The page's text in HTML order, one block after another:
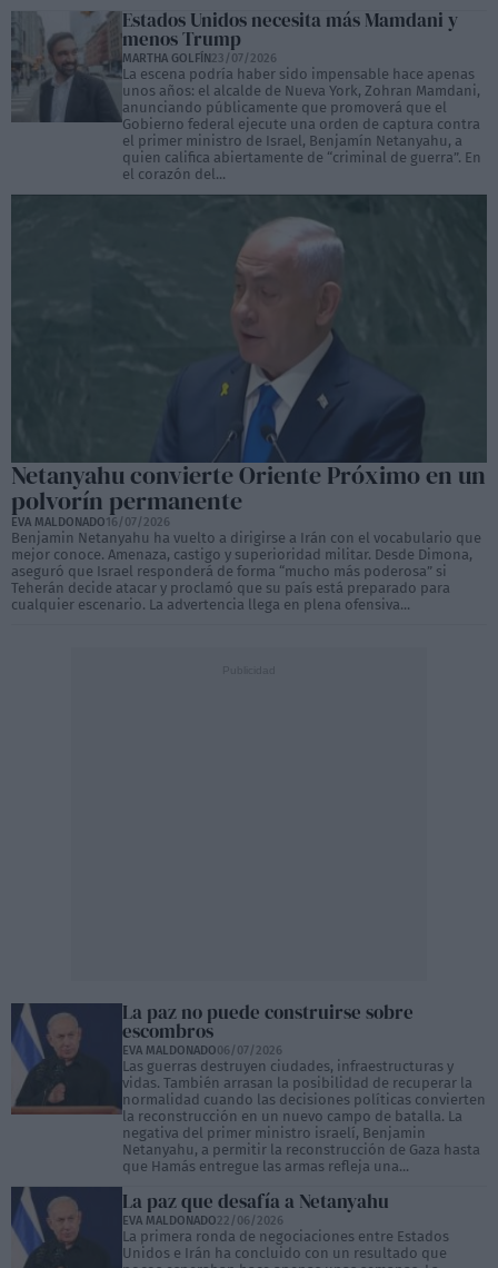
Estados Unidos necesita más Mamdani y
menos Trump
MARTHA GOLFÍN23/07/2026
La escena podría haber sido impensable hace apenas
unos años: el alcalde de Nueva York, Zohran Mamdani,
anunciando públicamente que promoverá que el
Gobierno federal ejecute una orden de captura contra
el primer ministro de Israel, Benjamín Netanyahu, a
quien califica abiertamente de “criminal de guerra”. En
el corazón del...
Netanyahu convierte Oriente Próximo en un
polvorín permanente
EVA MALDONADO16/07/2026
Benjamin Netanyahu ha vuelto a dirigirse a Irán con el vocabulario que
mejor conoce. Amenaza, castigo y superioridad militar. Desde Dimona,
aseguró que Israel responderá de forma “mucho más poderosa” si
Teherán decide atacar y proclamó que su país está preparado para
cualquier escenario. La advertencia llega en plena ofensiva...
La paz no puede construirse sobre
escombros
EVA MALDONADO06/07/2026
Las guerras destruyen ciudades, infraestructuras y
vidas. También arrasan la posibilidad de recuperar la
normalidad cuando las decisiones políticas convierten
la reconstrucción en un nuevo campo de batalla. La
negativa del primer ministro israelí, Benjamin
Netanyahu, a permitir la reconstrucción de Gaza hasta
que Hamás entregue las armas refleja una...
La paz que desafía a Netanyahu
EVA MALDONADO22/06/2026
La primera ronda de negociaciones entre Estados
Unidos e Irán ha concluido con un resultado que